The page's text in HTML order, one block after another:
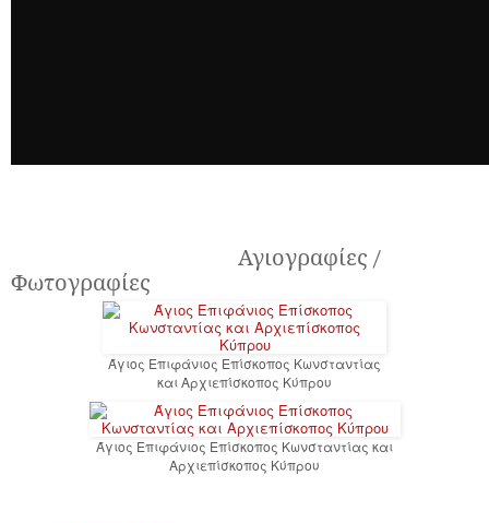
Αγιογραφίες /
Φωτογραφίες
Άγιος Επιφάνιος Επίσκοπος Κωνσταντίας
και Αρχιεπίσκοπος Κύπρου
Άγιος Επιφάνιος Επίσκοπος Κωνσταντίας και
Αρχιεπίσκοπος Κύπρου